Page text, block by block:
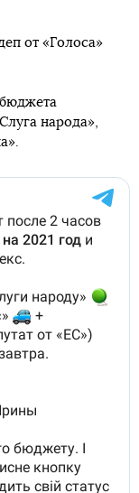
от «Голоса»
народа»,